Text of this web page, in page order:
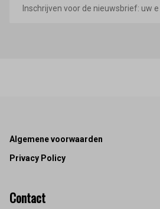
mailadres
Footer
Algemene voorwaarden
Privacy Policy
Contact